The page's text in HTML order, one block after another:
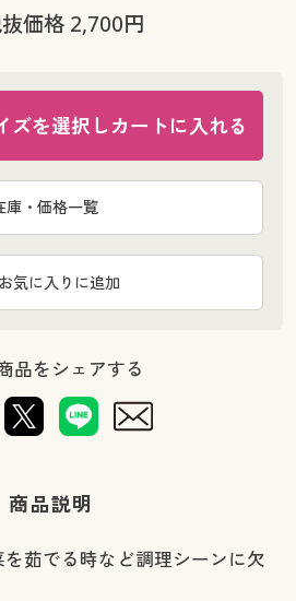
合わせ
合わせ
価格 2,700円
ズを選択しカートに入れる
お気に入りに追加
庫・価格一覧
品をシェアする
商品説明
茹でる時など調理シーンに欠